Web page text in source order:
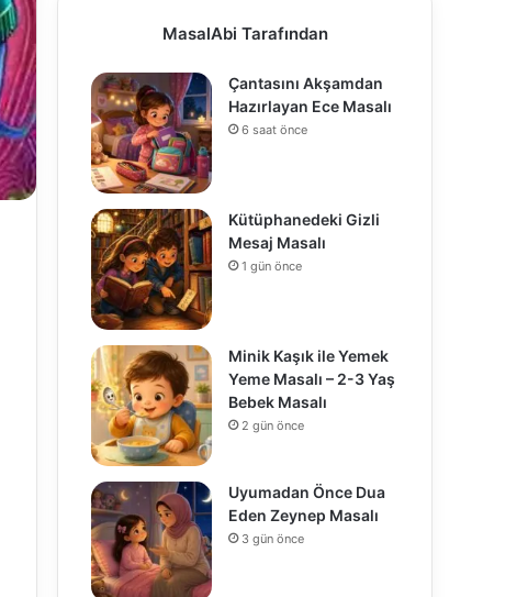
MasalAbi Tarafından
Çantasını Akşamdan
Hazırlayan Ece Masalı
6 saat önce
Kütüphanedeki Gizli
Mesaj Masalı
1 gün önce
Minik Kaşık ile Yemek
Yeme Masalı – 2-3 Yaş
Bebek Masalı
2 gün önce
Uyumadan Önce Dua
Eden Zeynep Masalı
3 gün önce